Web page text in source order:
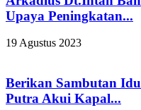
Upaya Peningkatan...
19 Agustus 2023
Berikan Sambutan
Putra Akui Kapal...